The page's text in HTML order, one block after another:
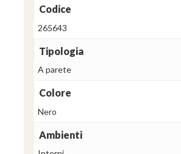
Codice
265643
Tipologia
A parete
Colore
Nero
Ambienti